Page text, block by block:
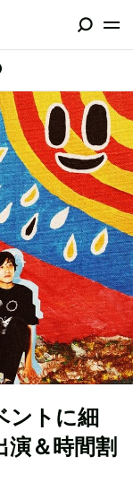
ントに細
＆時間割